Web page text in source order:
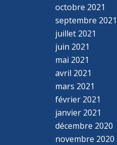
octobre 2021
septembre 2021
juillet 2021
juin 2021
mai 2021
avril 2021
mars 2021
février 2021
janvier 2021
décembre 2020
novembre 2020